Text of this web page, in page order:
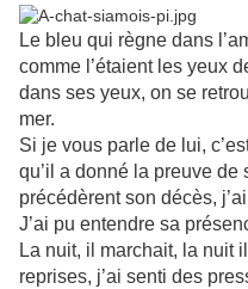
Le bleu qui règne dans
comme l’étaient les yeux
dans ses yeux, on se
mer.
Si je vous parle de lui,
qu’il a donné la preuve
précédèrent son décès,
J’ai pu entendre sa
La nuit, il marchait, la nuit
reprises, j’ai senti des